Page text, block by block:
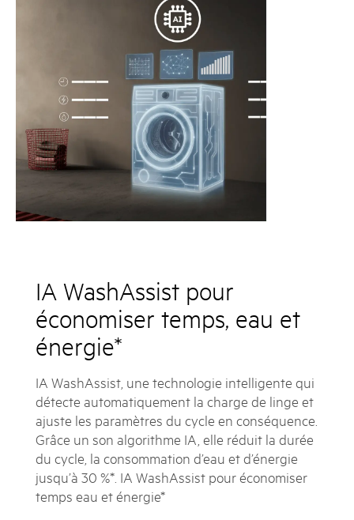
IA WashAssist pour
économiser temps, eau et
énergie*
IA WashAssist, une technologie intelligente qui
détecte automatiquement la charge de linge et
ajuste les paramètres du cycle en conséquence.
Grâce un son algorithme IA, elle réduit la durée
du cycle, la consommation d’eau et d’énergie
jusqu’à 30 %*. IA WashAssist pour économiser
temps eau et énergie*